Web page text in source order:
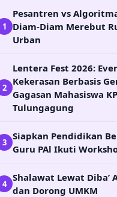
1
Pesantren vs
Diam-Diam Merebut
Urban
2
Lentera Fest 2026:
Kekerasan Berbasis
Gagasan Mahasiswa
Tulungagung
3
Siapkan Pendidikan
Guru PAl Ikuti
4
Shalawat Lewat Diba’
dan Dorong UMKM